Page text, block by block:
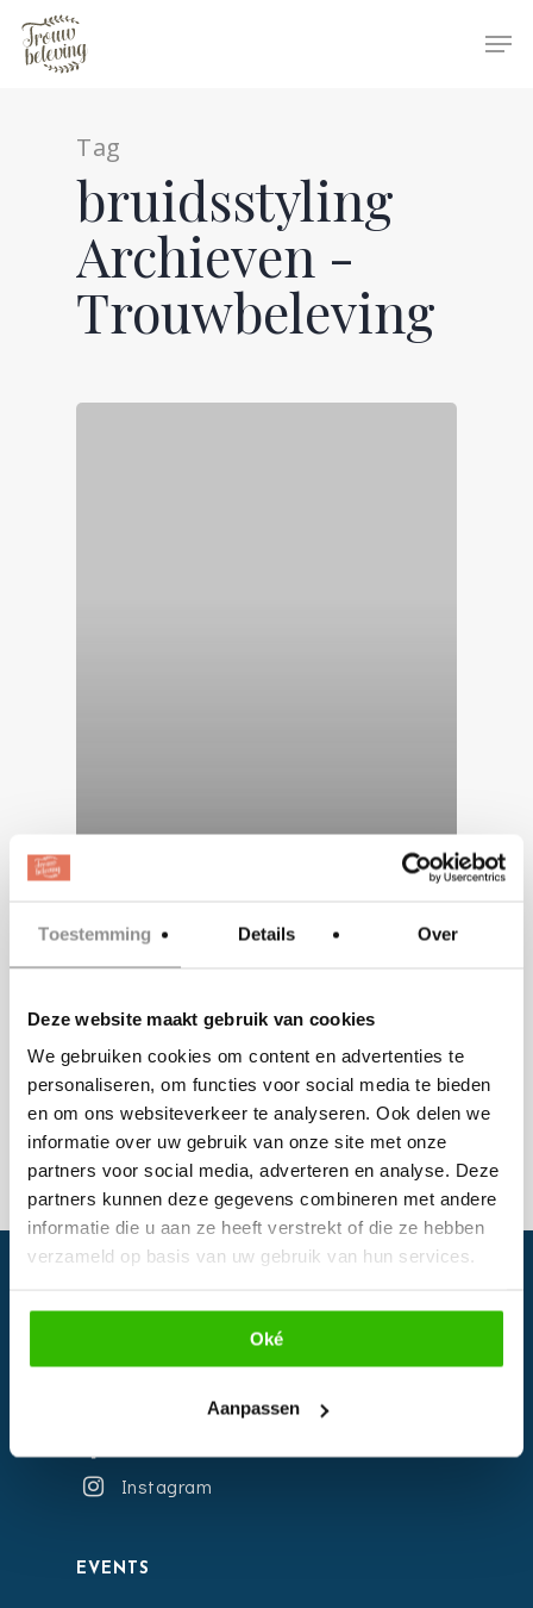
Toestemming Details Over
Deze website maakt gebruik van cookies
We gebruiken cookies om content en advertenties te
personaliseren, om functies voor social media te bieden
en om ons websiteverkeer te analyseren. Ook delen we
informatie over uw gebruik van onze site met onze
partners voor social media, adverteren en analyse. Deze
partners kunnen deze gegevens combineren met andere
informatie die u aan ze heeft verstrekt of die ze hebben
verzameld op basis van uw gebruik van hun services.
Oké
Aanpassen
Hit enter to search or ESC to close
Tag
bruidsstyling
Archieven -
Trouwbeleving
Hoe zorg je
voor de
styling van
jullie
droombruiloft?
Instagram
EVENTS